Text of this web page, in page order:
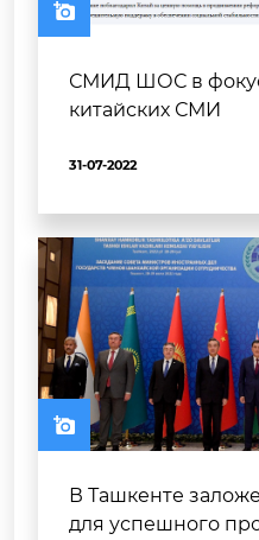
СМИД ШОС в
китайских СМИ
31-07-2022
В Ташкенте
для успешного